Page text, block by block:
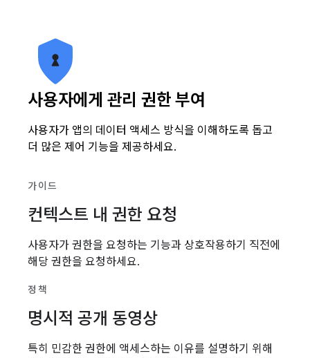
사용자에게 관리 권한 부여
사용자가 앱의 데이터 액세스 방식을 이해하도록 돕고
더 많은 제어 기능을 제공하세요.
가이드
컨텍스트 내 권한 요청
사용자가 권한을 요청하는 기능과 상호작용하기 직전에
해당 권한을 요청하세요.
정책
명시적 공개 동영상
특히 민감한 권한에 액세스하는 이유를 설명하기 위해